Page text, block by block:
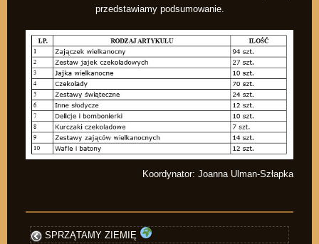
przedstawiamy podsumowanie.
Koordynator: Joanna Ulman-Szłapka
SPRZĄTAMY ZIEMIĘ